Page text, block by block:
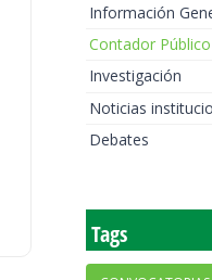
Información
Contador Público
Investigación
Noticias
Debates
Tags